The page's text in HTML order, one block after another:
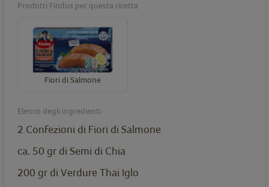
Prodotti Findus per questa ricetta
Fiori di Salmone
Elenco degli ingredienti
2 Confezioni di Fiori di Salmone
ca. 50 gr di Semi di Chia
200 gr di Verdure Thai Iglo